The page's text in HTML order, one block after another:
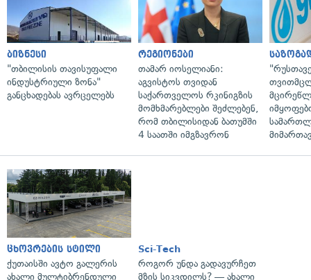
ბიზნესი
"თბილისის თავისუფალი
ინდუსტრიული ზონა"
განცხადებას ავრცელებს
რეგიონები
თამარ იოსელიანი:
აგვისტოს თვიდან
საქართველოს რკინიგზის
მომხმარებლები შეძლებენ,
რომ თბილისიდან ბათუმში
4 საათში იმგზავრონ
ცხოვრების სტილი
ქუთაისში ავტო გალერის
ახალი მულტიბრენდული
Sci-Tech
როგორ უნდა გადავურჩეთ
მზის სიკვდილს? — ახალი